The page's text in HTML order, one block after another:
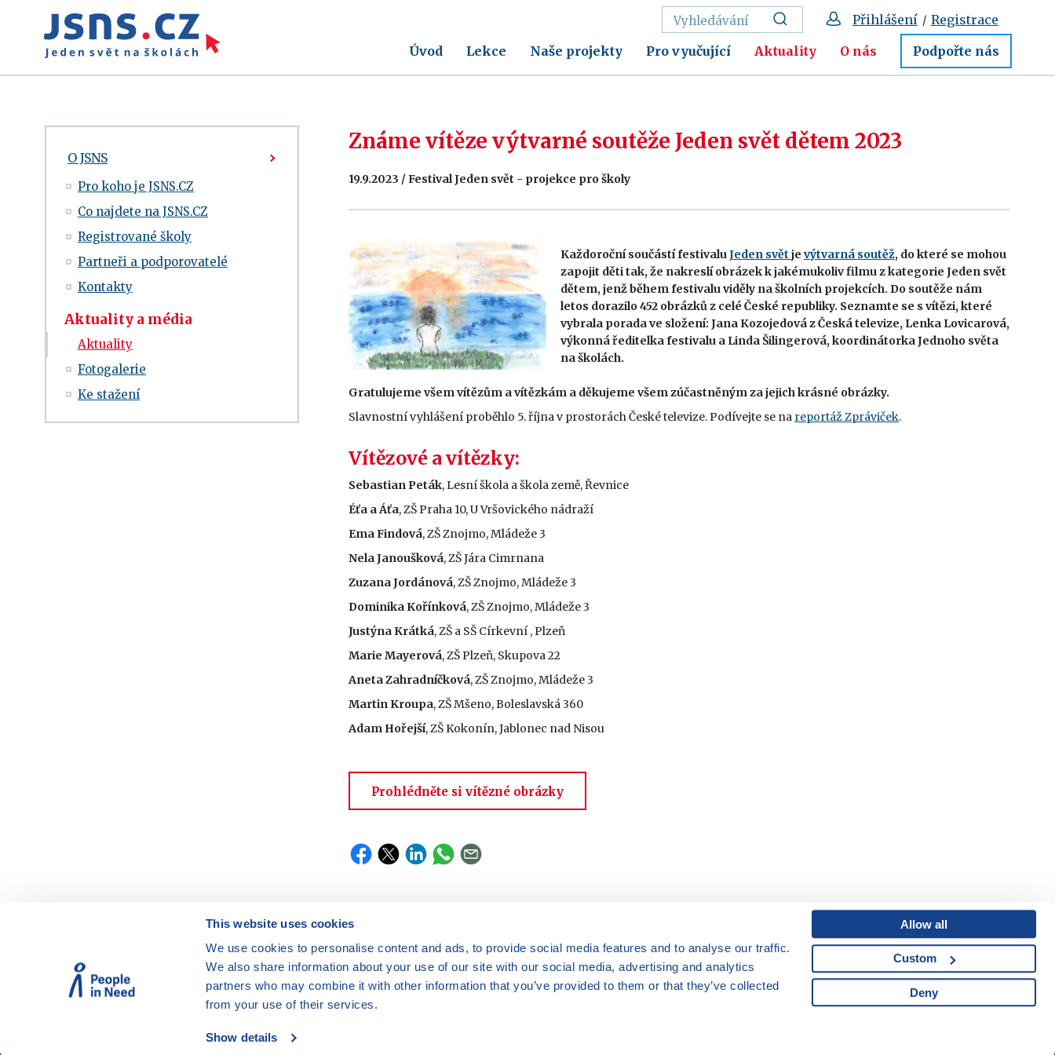
This website uses cookies
We use cookies to personalise content and ads, to provide social media features and to analyse our traffic.
We also share information about your use of our site with our social media, advertising and analytics
partners who may combine it with other information that you’ve provided to them or that they’ve collected
from your use of their services.
Show details
Allow all
Custom
Deny
Úvod Lekce Naše projekty Pro vyučující Aktuality O nás Podpořte nás
Přihlášení / Registrace
O JSNS
Pro koho je JSNS.CZ
Co najdete na JSNS.CZ
Registrované školy
Partneři a podporovatelé
Kontakty
Aktuality a média
Aktuality
Fotogalerie
Ke stažení
Známe vítěze výtvarné soutěže Jeden svět dětem 2023
19.9.2023 / Festival Jeden svět - projekce pro školy
Každoroční součástí festivaluJeden svět je výtvarná soutěž, do které se mohou
zapojit děti tak, že nakreslí obrázek k jakémukoliv filmu z kategorie Jeden svět
dětem, jenž během festivalu viděly na školních projekcích. Do soutěže nám
letos dorazilo 452 obrázků z celé České republiky. Seznamte se s vítězi, které
vybrala porada ve složení: Jana Kozojedová z Česká televize, Lenka Lovicarová,
výkonná ředitelka festivalu a Linda Šilingerová, koordinátorka Jednoho světa
na školách.
Gratulujeme všem vítězům a vítězkám a děkujeme všem zúčastněným za jejich krásné obrázky.
Slavnostní vyhlášení proběhlo 5. října v prostorách České televize. Podívejte se na reportáž Zpráviček.
Vítězové a vítězky:
Sebastian Peták, Lesní škola a škola země, Řevnice
Éťa a Áťa, ZŠ Praha 10, U Vršovického nádraží
Ema Findová, ZŠ Znojmo, Mládeže 3
Nela Janoušková, ZŠ Jára Cimrnana
Zuzana Jordánová, ZŠ Znojmo, Mládeže 3
Dominika Kořínková, ZŠ Znojmo, Mládeže 3
Justýna Krátká, ZŠ a SŠ Církevní , Plzeň
Marie Mayerová, ZŠ Plzeň, Skupova 22
Aneta Zahradníčková, ZŠ Znojmo, Mládeže 3
Martin Kroupa, ZŠ Mšeno, Boleslavská 360
Adam Hořejší, ZŠ Kokonín, Jablonec nad Nisou
Prohlédněte si vítězné obrázky
© Vzdělávací program JSNS
Člověk v tísni, o. p. s.
Máte dotazy?
Rádi vám pomůžeme.
Kontaktujte nás
FAQ
Odebírejte
Mapa webu
Osobní údaje